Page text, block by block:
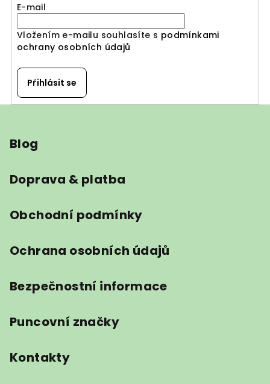
E-mail
Vložením e-mailu souhlasíte s podmínkami
ochrany osobních údajů
Přihlásit se
Blog
Doprava & platba
Obchodní podmínky
Ochrana osobních údajů
Bezpečnostní informace
Puncovní značky
Kontakty